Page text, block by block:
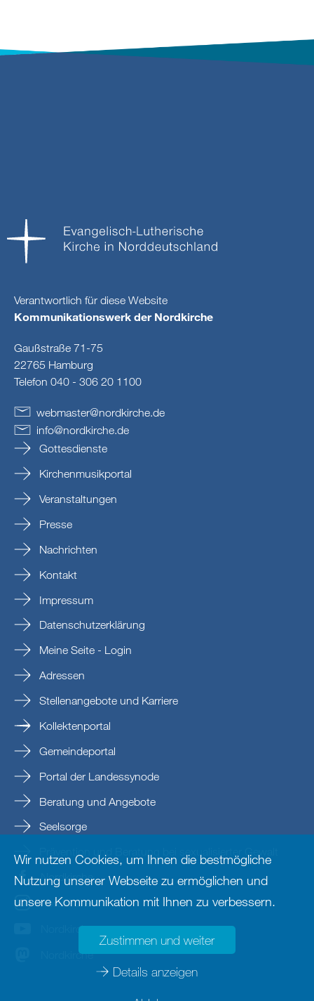
Verantwortlich für diese Website
Kommunikationswerk der Nordkirche
Gaußstraße 71-75
22765 Hamburg
Telefon 040 - 306 20 1100
webmaster@nordkirche de
info@nordkirche.de
Gottesdienste
Kirchenmusikportal
Veranstaltungen
Presse
Nachrichten
Kontakt
Impressum
Datenschutzerklärung
Meine Seite - Login
Adressen
Stellenangebote und Karriere
Kollektenportal
Gemeindeportal
Portal der Landessynode
Beratung und Angebote
Seelsorge
Nordkirche
nordkirche
Nordkirche
Nordkirche
Wir nutzen Cookies, um Ihnen die bestmögliche
Nutzung unserer Webseite zu ermöglichen und
unsere Kommunikation mit Ihnen zu verbessern.
Zustimmen und weiter
Details anzeigen